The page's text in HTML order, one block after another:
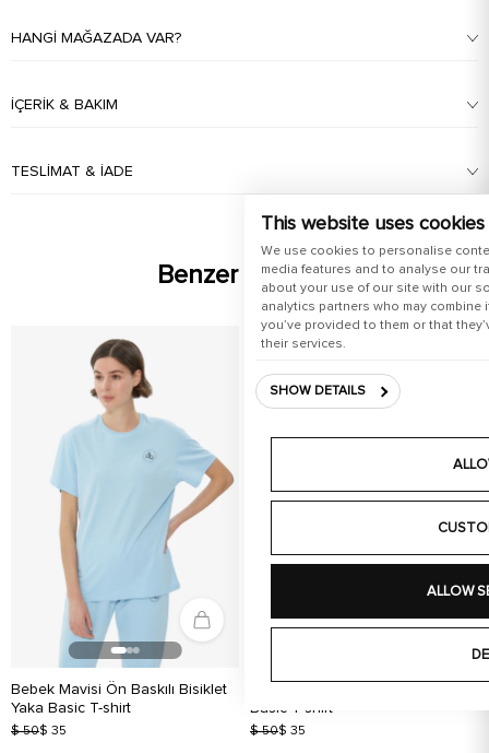
This website uses cookies
We use cookies to personalise
media features and to analyse our
about your use of our site with our
analytics partners who may
you’ve provided to them or that
their services.
SHOW DETAILS
ALLOW
HANGI MAĞAZADA VAR?
İÇERIK & BAKIM
TESLIMAT & İADE
Benzer Ürünler
Bebek Mavisi Ön Baskılı Bisiklet
Yaka Basic T-shirt
$ 50$ 35
Basic T-shirt
$ 50$ 35